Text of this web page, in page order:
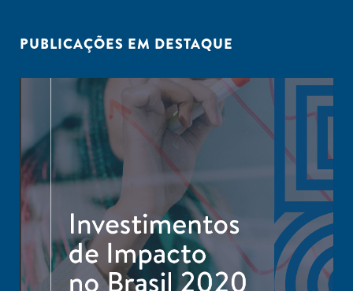
PUBLICAÇÕES EM DESTAQUE